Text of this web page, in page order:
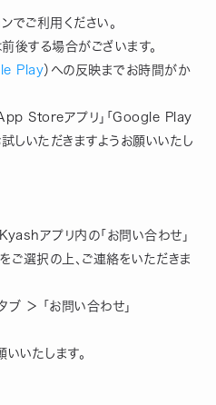
でご利用ください。
後する場合がございます。
Play）への反映までお時間がか
Storeアプリ」「Google Play
しいただきますようお願いいたし
アプリ内の「お問い合わせ」
ご選択の上、ご連絡をいただきま
ブ ＞ 「お問い合わせ」
いたします。